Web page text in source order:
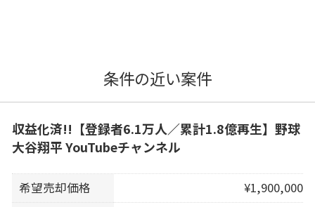
条件の近い案件
収益化済!!【登録者6.1万人／累計1.8億再生】野球
大谷翔平 YouTubeチャンネル
希望売却価格
¥1,900,000